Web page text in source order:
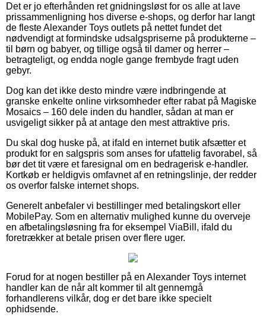
Det er jo efterhånden ret gnidningsløst for os alle at lave
prissammenligning hos diverse e-shops, og derfor har langt
de fleste Alexander Toys outlets på nettet fundet det
nødvendigt at formindske udsalgspriserne på produkterne –
til børn og babyer, og tillige også til damer og herrer –
betragteligt, og endda nogle gange frembyde fragt uden
gebyr.
Dog kan det ikke desto mindre være indbringende at
granske enkelte online virksomheder efter rabat på Magiske
Mosaics – 160 dele inden du handler, sådan at man er
usvigeligt sikker på at antage den mest attraktive pris.
Du skal dog huske på, at ifald en internet butik afsætter et
produkt for en salgspris som anses for ufattelig favorabel, så
bør det tit være et faresignal om en bedragerisk e-handler.
Kortkøb er heldigvis omfavnet af en retningslinje, der redder
os overfor falske internet shops.
Generelt anbefaler vi bestillinger med betalingskort eller
MobilePay. Som en alternativ mulighed kunne du overveje
en afbetalingsløsning fra for eksempel ViaBill, ifald du
foretrækker at betale prisen over flere uger.
Forud for at nogen bestiller på en Alexander Toys internet
handler kan de når alt kommer til alt gennemgå
forhandlerens vilkår, dog er det bare ikke specielt
ophidsende.